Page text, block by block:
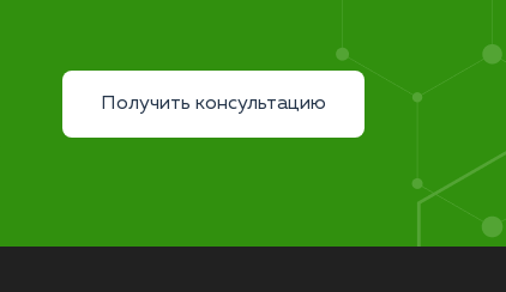
Получить консультацию